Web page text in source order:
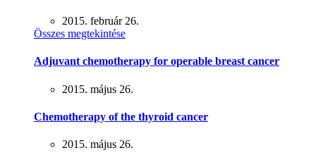
2015. február 26.
Összes megtekintése
Adjuvant chemotherapy for operable breast cancer
2015. május 26.
Chemotherapy of the thyroid cancer
2015. május 26.